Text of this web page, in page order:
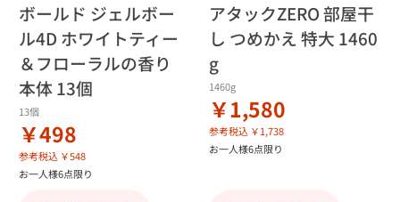
ボールド ジェルボー
ル4D ホワイトティー
＆フローラルの香り
本体 13個
13個
￥498
参考税込 ￥548
お一人様6点限り
アタックZERO 部屋干
し つめかえ 特大 1460
g
1460g
￥1,580
参考税込 ￥1,738
お一人様6点限り